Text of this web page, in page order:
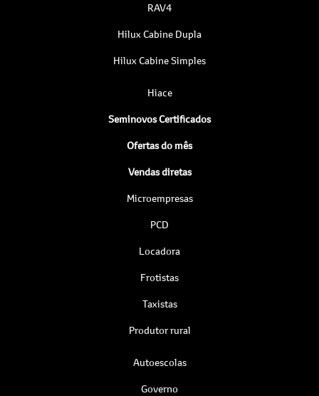
RAV4
Hilux Cabine Dupla
Hilux Cabine Simples
Hiace
Seminovos Certificados
Ofertas do mês
Vendas diretas
Microempresas
PCD
Locadora
Frotistas
Taxistas
Produtor rural
Autoescolas
Governo